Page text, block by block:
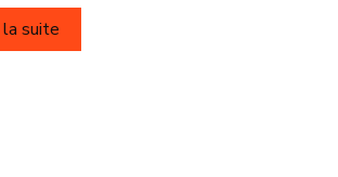
la suite